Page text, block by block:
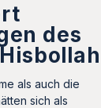
des
als auch die
sich als